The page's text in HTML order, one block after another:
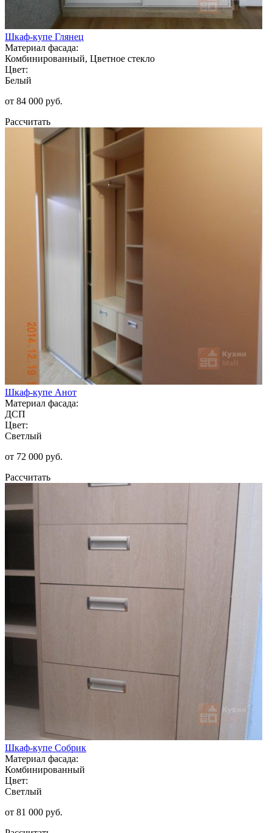
Шкаф-купе Глянец
Материал фасада:
Комбинированный, Цветное стекло
Цвет:
Белый
от 84 000 руб.
Рассчитать
Шкаф-купе Анот
Материал фасада:
ДСП
Цвет:
Светлый
от 72 000 руб.
Рассчитать
Шкаф-купе Собрик
Материал фасада:
Комбинированный
Цвет:
Светлый
от 81 000 руб.